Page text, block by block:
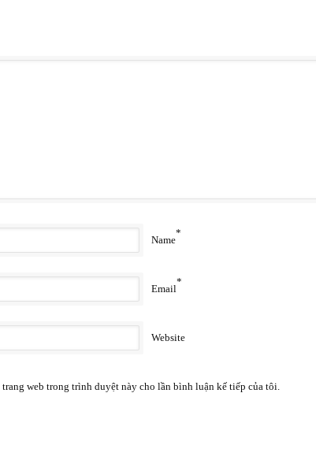
Name
*
Email
*
Website
web trong trình duyệt này cho lần bình luận kế tiếp của tôi.